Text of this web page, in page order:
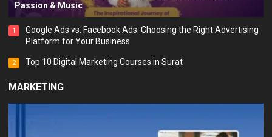
Passion & Music
1
Google Ads vs. Facebook Ads: Choosing the Right Advertising
Platform for Your Business
2 Top 10 Digital Marketing Courses in Surat
MARKETING